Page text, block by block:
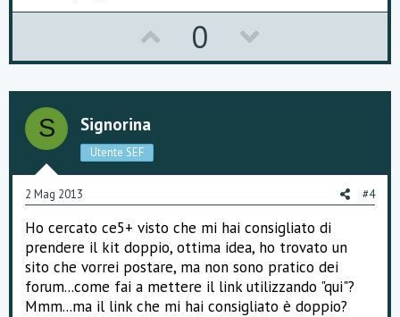
p
v
e
0
o
w
o
t
e
S Signorina
Utente SEF
2 Mag 2013 #4
Ho cercato ce5+ visto che mi hai consigliato di
prendere il kit doppio, ottima idea, ho trovato un
sito che vorrei postare, ma non sono pratico dei
forum...come fai a mettere il link utilizzando "qui"?
Mmm...ma il link che mi hai consigliato è doppio?